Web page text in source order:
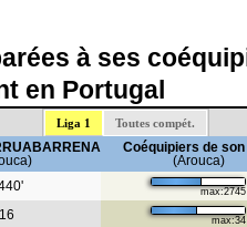
à ses
en Portugal
Liga 1 Toutes compét.
Coéquipiers de
(Arouca)
max:2745
16 max:34